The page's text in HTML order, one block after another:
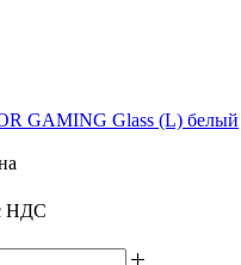
GAMING Glass (L) белый
НДС